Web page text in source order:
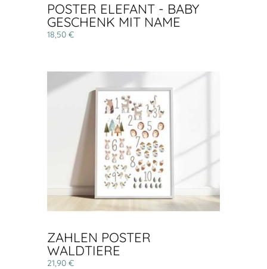
POSTER ELEFANT - BABY
GESCHENK MIT NAME
18,50 €
ZAHLEN POSTER
WALDTIERE
21,90 €